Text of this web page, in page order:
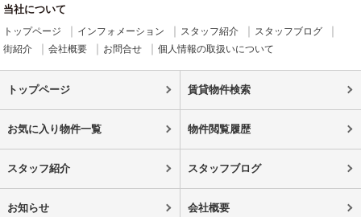
当社について
トップページ インフォメーション スタッフ紹介
スタッフブログ
街紹介
会社概要 お問合せ 個人情報の取扱いについて
トップページ 賃貸物件検索
お気に入り物件一覧 物件閲覧履歴
スタッフ紹介 スタッフブログ
お知らせ 会社概要